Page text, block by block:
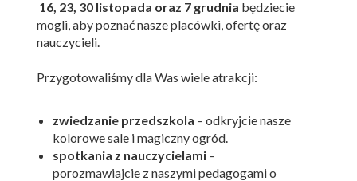
16, 23, 30 listopada oraz 7 grudnia będziecie
mogli, aby poznać nasze placówki, ofertę oraz
nauczycieli.
Przygotowaliśmy dla Was wiele atrakcji:
zwiedzanie przedszkola – odkryjcie nasze
kolorowe sale i magiczny ogród.
spotkania z nauczycielami –
porozmawiajcie z naszymi pedagogami o